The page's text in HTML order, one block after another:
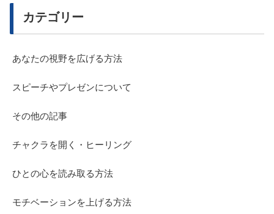
カテゴリー
あなたの視野を広げる方法
スピーチやプレゼンについて
その他の記事
チャクラを開く・ヒーリング
ひとの心を読み取る方法
モチベーションを上げる方法